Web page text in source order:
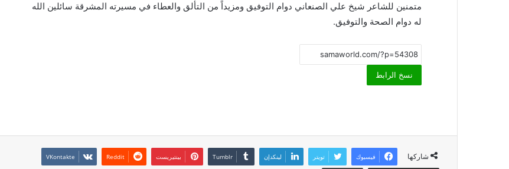
متمنين للشاعر شيخ علي الصنعاني دوام التوفيق ومزيداً من التألق والعطاء في مسيرته المشرقة سائلين الله
له دوام الصحة والتوفيق.
نسخ الرابط
شاركها فيسبوك تويتر لينكدإن بينتيريست